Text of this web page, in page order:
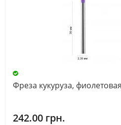
Фреза кукуруза,
242.00 грн.